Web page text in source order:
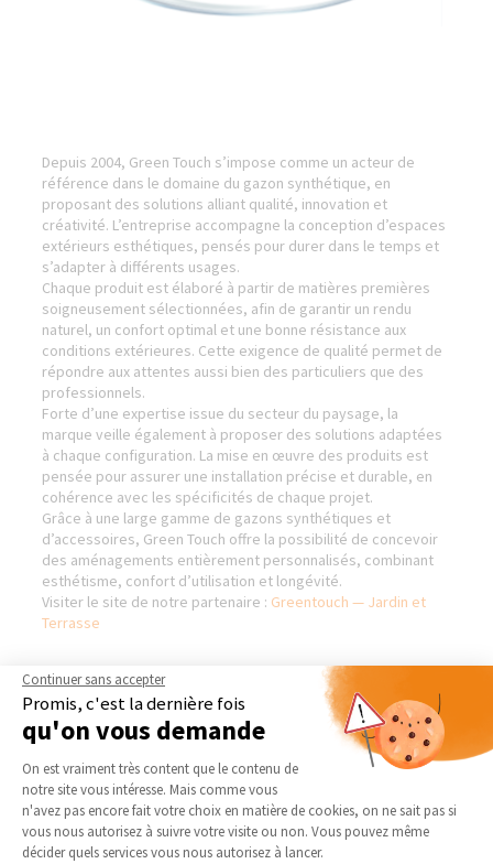
Depuis 2004, Green Touch s’impose comme un acteur de
référence dans le domaine du gazon synthétique, en
proposant des solutions alliant qualité, innovation et
créativité. L’entreprise accompagne la conception d’espaces
extérieurs esthétiques, pensés pour durer dans le temps et
s’adapter à différents usages.
Chaque produit est élaboré à partir de matières premières
soigneusement sélectionnées, afin de garantir un rendu
naturel, un confort optimal et une bonne résistance aux
conditions extérieures. Cette exigence de qualité permet de
répondre aux attentes aussi bien des particuliers que des
professionnels.
Forte d’une expertise issue du secteur du paysage, la
marque veille également à proposer des solutions adaptées
à chaque configuration. La mise en œuvre des produits est
pensée pour assurer une installation précise et durable, en
cohérence avec les spécificités de chaque projet.
Grâce à une large gamme de gazons synthétiques et
d’accessoires, Green Touch offre la possibilité de concevoir
des aménagements entièrement personnalisés, combinant
esthétisme, confort d’utilisation et longévité.
Visiter le site de notre partenaire : Greentouch — Jardin et
Terrasse
AGENCE DE MERIGNIES
Actualités
Notre charte qualité
Partenaires
NOS DOMAINES
D’INTERVENTION
EXTENSION
RÉNOVATION INTÉRIEURE
TRAVAUX EXTÉRIEURS
Continuer sans accepter
Promis, c'est la dernière fois
qu'on vous demande
Plateforme de Gestion du
On est vraiment très content que le contenu de
notre site vous intéresse. Mais comme vous
n'avez pas encore fait votre choix en matière de cookies, on ne sait pas si
vous nous autorisez à suivre votre visite ou non. Vous pouvez même
décider quels services vous nous autorisez à lancer.
Axeptio consent